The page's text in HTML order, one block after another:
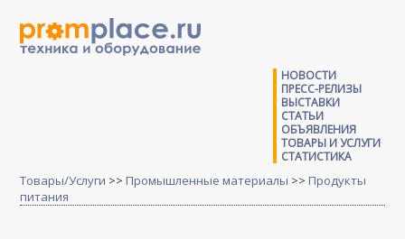
НОВОСТИ
ПРЕСС-РЕЛИЗЫ
ВЫСТАВКИ
СТАТЬИ
ОБЪЯВЛЕНИЯ
ТОВАРЫ И УСЛУГИ
СТАТИСТИКА
Товары/Услуги >> Промышленные материалы >> Продукты
питания